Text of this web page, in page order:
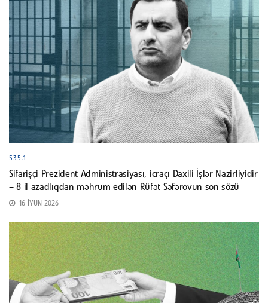
535.1
Sifarişçi Prezident Administrasiyası, icraçı Daxili İşlər Nazirliyidir
– 8 il azadlıqdan məhrum edilən Rüfət Səfərovun son sözü
16 İYUN 2026